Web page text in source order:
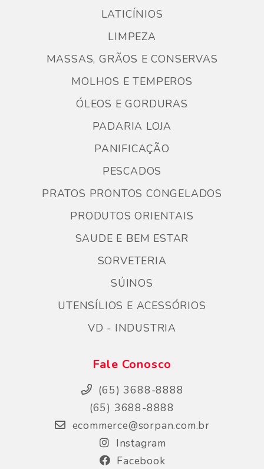
LATICÍNIOS
LIMPEZA
MASSAS, GRÃOS E CONSERVAS
MOLHOS E TEMPEROS
ÓLEOS E GORDURAS
PADARIA LOJA
PANIFICAÇÃO
PESCADOS
PRATOS PRONTOS CONGELADOS
PRODUTOS ORIENTAIS
SAUDE E BEM ESTAR
SORVETERIA
SÚINOS
UTENSÍLIOS E ACESSÓRIOS
VD - INDUSTRIA
Fale Conosco
(65) 3688-8888
(65) 3688-8888
ecommerce@sorpan.com.br
Instagram
Facebook